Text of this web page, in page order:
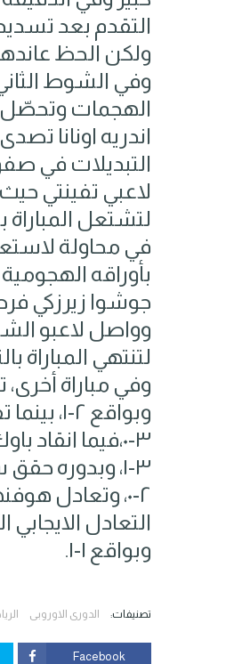
التقدم بعد
ولكن الحظ عاندهم
وفي الشوط
الهجمات وتحصّل
اندريه اونانا
التبديلات في
لتشتعل
بأوراقه
جوشوا زيرزكي
وواصل لاعبو
لتنتهي المباراة
وفي مباراة
وبواقع
٣-٠،فيما
٣-١، وبدوره
التعادل
وبواقع ١-١.
تصنيفات: الدوري الاوروبي
Facebook